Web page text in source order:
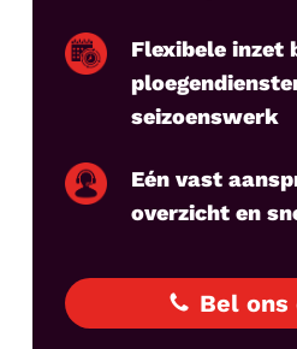
Flexibele inzet
seizoenswerk
Eén vast
overzicht en
Bel